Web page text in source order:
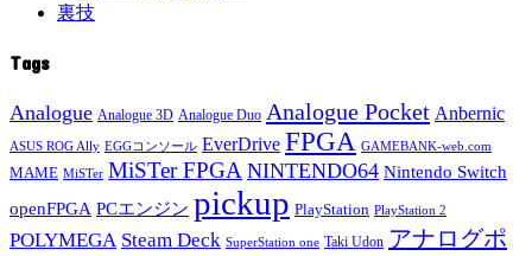
裏技
Tags
Analogue Analogue 3D Analogue Duo Analogue Pocket Anbernic
ASUS ROG Ally EGGコンソール EverDrive FPGA GAMEBANK-web.com
MAME MiSTer MiSTer FPGA NINTENDO64 Nintendo Switch
openFPGA PCエンジン pickup PlayStation PlayStation 2
POLYMEGA Steam Deck SuperStation one Taki Udon アナログポ